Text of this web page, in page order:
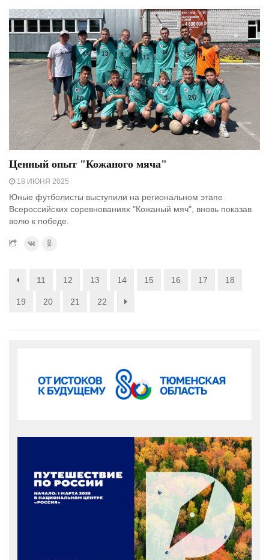
Ценный опыт "Кожаного мяча"
18 ИЮНЯ 2025
Юные футболисты выступили на региональном этапе
Всероссийских соревнованиях "Кожаный мяч", вновь показав
волю к победе.
11 12 13 14 15 16 17 18
19 20 21 22